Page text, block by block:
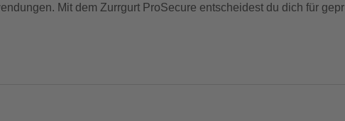
Mit dem Zurrgurt ProSecure entscheidest du dich für